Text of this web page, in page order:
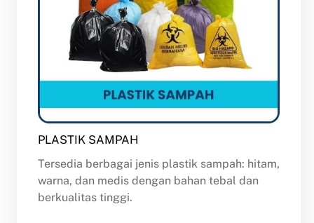
PLASTIK SAMPAH
Tersedia berbagai jenis plastik sampah: hitam,
warna, dan medis dengan bahan tebal dan
berkualitas tinggi.